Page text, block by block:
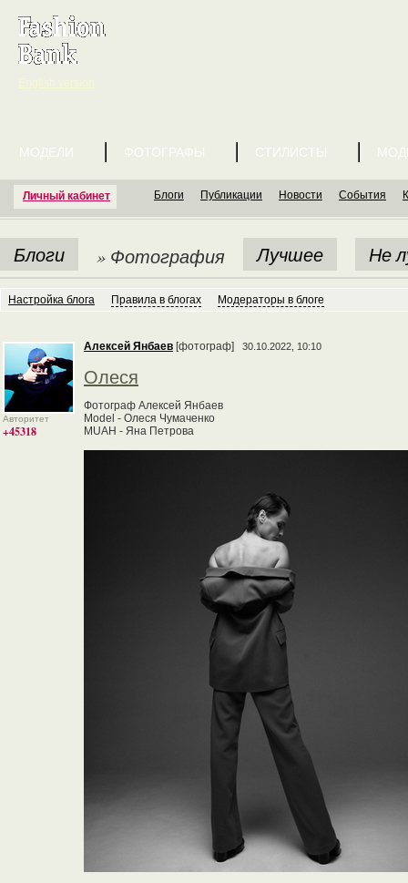
Личный кабинет
МОДЕЛИ ФОТОГРАФЫ СТИЛИСТЫ
Блоги Публикации Новости События
Блоги » Фотография Лучшее Не
Настройка блога Правила в блогах Модераторы в блоге
Авторитет
+45318
Алексей Янбаев [фотограф] 30.10.2022, 10:10
Олеся
Фотограф Алексей Янбаев
Model - Олеся Чумаченко
MUAH - Яна Петрова